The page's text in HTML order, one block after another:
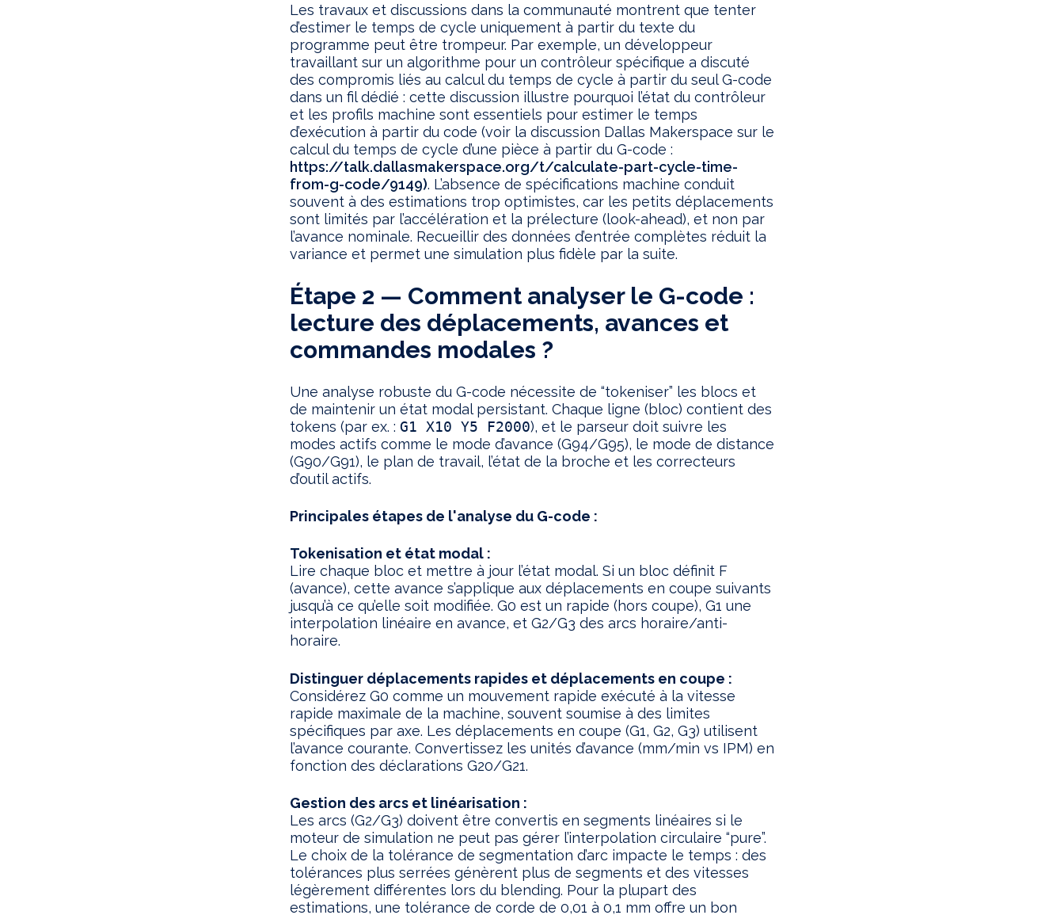
Les travaux et discussions dans la communauté montrent que tenter
d’estimer le temps de cycle uniquement à partir du texte du
programme peut être trompeur. Par exemple, un développeur
travaillant sur un algorithme pour un contrôleur spécifique a discuté
des compromis liés au calcul du temps de cycle à partir du seul G-code
dans un fil dédié : cette discussion illustre pourquoi l’état du contrôleur
et les profils machine sont essentiels pour estimer le temps
d’exécution à partir du code (voir la discussion Dallas Makerspace sur le
calcul du temps de cycle d’une pièce à partir du G-code :
https://talk.dallasmakerspace.org/t/calculate-part-cycle-time-
from-g-code/9149). L’absence de spécifications machine conduit
souvent à des estimations trop optimistes, car les petits déplacements
sont limités par l’accélération et la prélecture (look-ahead), et non par
l’avance nominale. Recueillir des données d’entrée complètes réduit la
variance et permet une simulation plus fidèle par la suite.
Étape 2 — Comment analyser le G-code :
lecture des déplacements, avances et
commandes modales ?
Une analyse robuste du G-code nécessite de “tokeniser” les blocs et
de maintenir un état modal persistant. Chaque ligne (bloc) contient des
tokens (par ex. : G1 X10 Y5 F2000), et le parseur doit suivre les
modes actifs comme le mode d’avance (G94/G95), le mode de distance
(G90/G91), le plan de travail, l’état de la broche et les correcteurs
d’outil actifs.
Principales étapes de l'analyse du G-code :
Tokenisation et état modal :
Lire chaque bloc et mettre à jour l’état modal. Si un bloc définit F
(avance), cette avance s’applique aux déplacements en coupe suivants
jusqu’à ce qu’elle soit modifiée. G0 est un rapide (hors coupe), G1 une
interpolation linéaire en avance, et G2/G3 des arcs horaire/anti-
horaire.
Distinguer déplacements rapides et déplacements en coupe :
Considérez G0 comme un mouvement rapide exécuté à la vitesse
rapide maximale de la machine, souvent soumise à des limites
spécifiques par axe. Les déplacements en coupe (G1, G2, G3) utilisent
l’avance courante. Convertissez les unités d’avance (mm/min vs IPM) en
fonction des déclarations G20/G21.
Gestion des arcs et linéarisation :
Les arcs (G2/G3) doivent être convertis en segments linéaires si le
moteur de simulation ne peut pas gérer l’interpolation circulaire “pure”.
Le choix de la tolérance de segmentation d’arc impacte le temps : des
tolérances plus serrées génèrent plus de segments et des vitesses
légèrement différentes lors du blending. Pour la plupart des
estimations, une tolérance de corde de 0,01 à 0,1 mm offre un bon